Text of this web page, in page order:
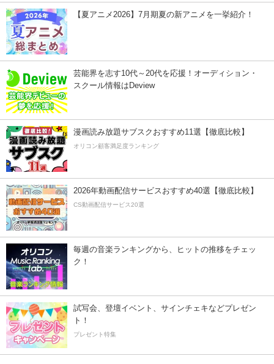
【夏アニメ2026】7月期夏の新アニメを一挙紹介！
芸能界を志す10代～20代を応援！オーディション・
スクール情報はDeview
漫画読み放題サブスクおすすめ11選【徹底比較】
オリコン顧客満足度ランキング
2026年動画配信サービスおすすめ40選【徹底比較】
CS動画配信サービス20選
毎週の音楽ランキングから、ヒットの推移をチェッ
ク！
試写会、登壇イベント、サインチェキなどプレゼン
ト！
プレゼント特集